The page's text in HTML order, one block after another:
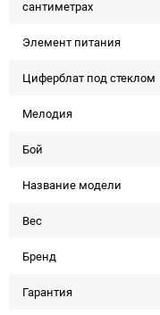
сантиметрах
Элемент питания
Циферблат под стеклом
Мелодия
Бой
Название модели
Вес
Бренд
Гарантия